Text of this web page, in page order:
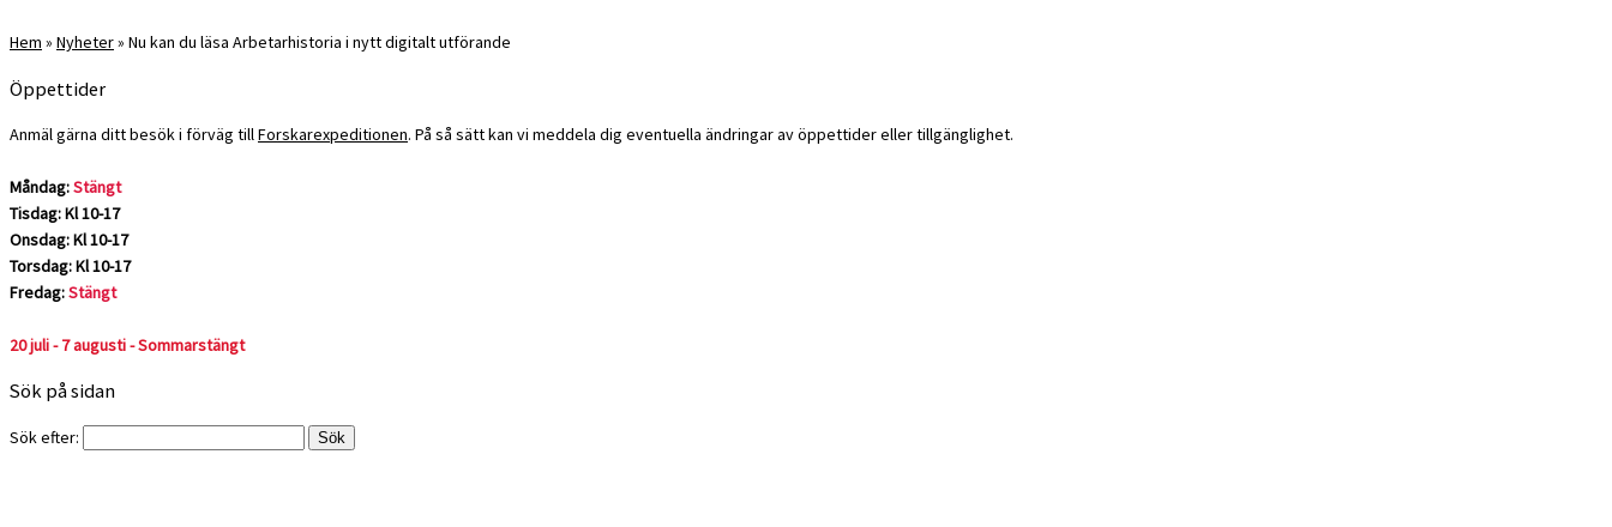
Hem » Nyheter» Nu kan du läsa Arbetarhistoria i nytt digitalt utförande
Öppettider
Anmäl gärna ditt besök i förväg tillForskarexpeditionen. På så sätt kan vi meddela dig eventuella ändringar av öppettider eller tillgänglighet.
Måndag:Stängt
Tisdag: Kl 10-17
Onsdag: Kl 10-17
Torsdag: Kl 10-17
Fredag:Stängt
20 juli - 7 augusti - Sommarstängt
Sök på sidan
Sök efter: